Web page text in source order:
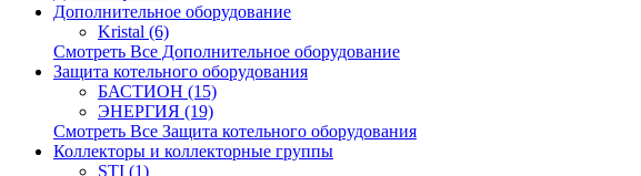
Дополнительное оборудование
Kristal (6)
Смотреть Все Дополнительное оборудование
Защита котельного оборудования
БАСТИОН (15)
ЭНЕРГИЯ (19)
Смотреть Все Защита котельного оборудования
Коллекторы и коллекторные группы
STI (1)